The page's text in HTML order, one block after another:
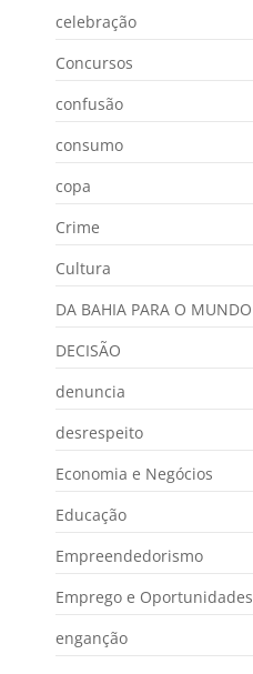
celebração
Concursos
confusão
consumo
copa
Crime
Cultura
DA BAHIA PARA O MUNDO
DECISÃO
denuncia
desrespeito
Economia e Negócios
Educação
Empreendedorismo
Emprego e Oportunidades
enganção